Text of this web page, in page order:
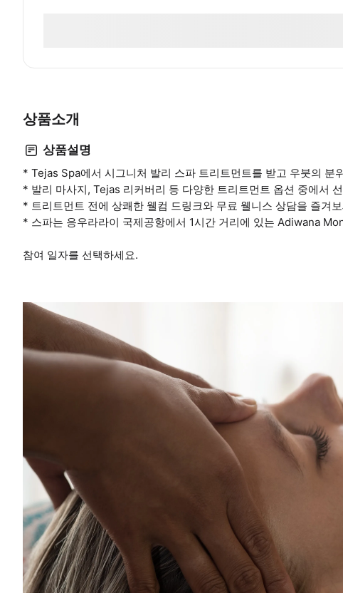
상품소개
상품설명
* Tejas Spa에서 시그니처 발리 스파 트리트먼트를 받고 우붓의 분
* 발리 마사지, Tejas 리커버리 등 다양한 트리트먼트 옵션 중에서
* 트리트먼트 전에 상쾌한 웰컴 드링크와 무료 웰니스 상담을 즐겨
* 스파는 응우라라이 국제공항에서 1시간 거리에 있는 Adiwana
참여 일자를 선택하세요.